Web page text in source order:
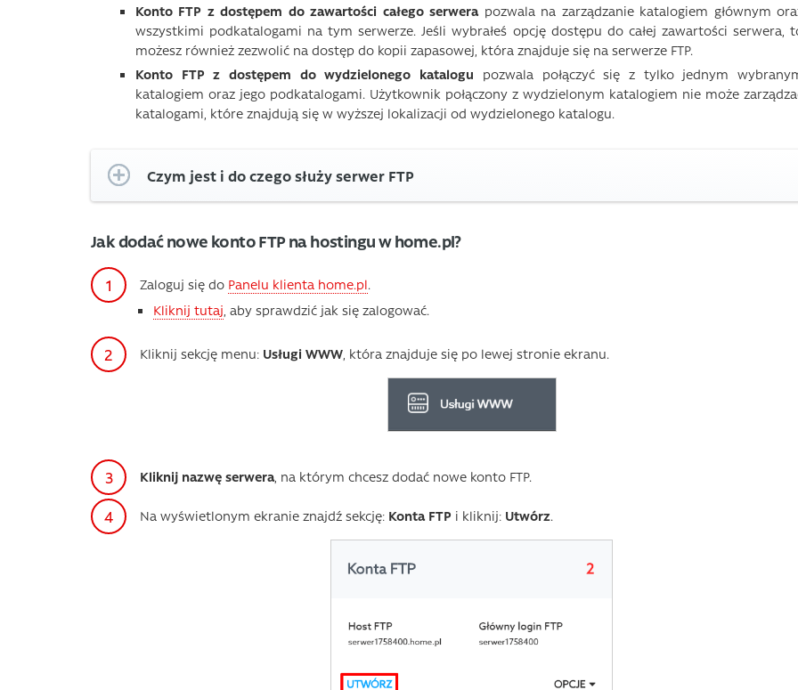
Konto FTP z dostępem do zawartości całego serwerapozwala na zarządzanie katalogiem głównym
wszystkimi podkatalogami na tym serwerze. Jeśli wybrałeś opcję dostępu do całej zawartości serwera,
możesz również zezwolić na dostęp do kopii zapasowej, która znajduje się na serwerze FTP.
Konto FTP z dostępem do wydzielonego katalogu pozwala połączyć się z tylko jednym
katalogiem oraz jego podkatalogami. Użytkownik połączony z wydzielonym katalogiem nie może
katalogami, które znajdują się w wyższej lokalizacji od wydzielonego katalogu.
Czym jest i do czego służy serwer FTP
Jak dodać nowe konto FTP na hostingu w home.pl?
Zaloguj się do Panelu klienta home.pl.
Kliknij tutaj , aby sprawdzić jak się zalogować.
Kliknij sekcję menu: Usługi WWW , która znajduje się po lewej stronie ekranu.
Kliknij nazwę serwera, na którym chcesz dodać nowe konto FTP.
Na wyświetlonym ekranie znajdź sekcję: Konta FTP i kliknij: Utwórz.